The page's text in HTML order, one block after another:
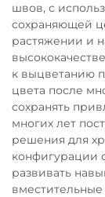
швов, с
сохраняющей
растяжении и
к выцветанию
цвета после
сохранять
многих лет
решения для
конфигурации
развивать